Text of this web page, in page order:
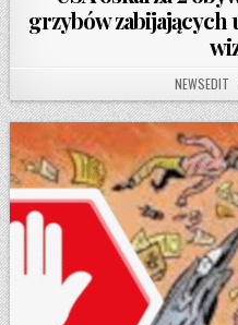
grzybów
AUTHOR:
NEWSEDIT